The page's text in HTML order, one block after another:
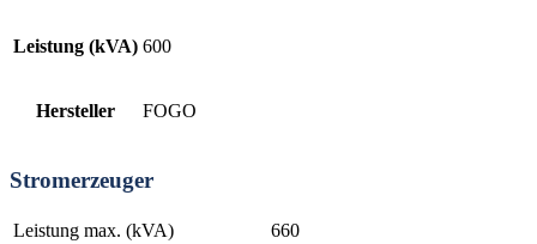
Leistung (kVA) 600
Hersteller FOGO
Stromerzeuger
Leistung max. (kVA)
660